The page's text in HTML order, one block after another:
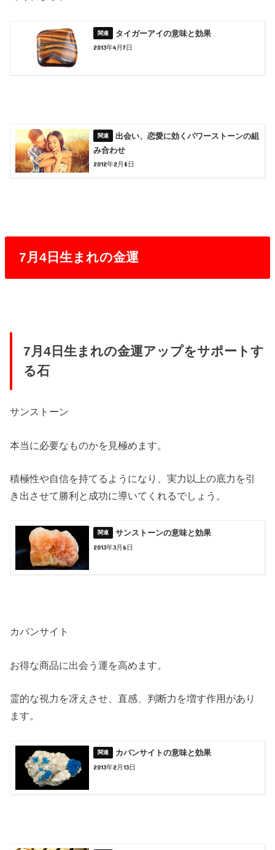
タイガーアイの意味と効果
2013年4月7日
出会い、恋愛に効くパワーストーンの組
み合わせ
2012年2月8日
7月4日生まれの金運
7月4日生まれの金運アップをサポートす
る石
サンストーン
本当に必要なものかを見極めます。
積極性や自信を持てるようになり、実力以上の底力を引
き出させて勝利と成功に導いてくれるでしょう。
サンストーンの意味と効果
2013年3月6日
カバンサイト
お得な商品に出会う運を高めます。
霊的な視力を冴えさせ、直感、判断力を増す作用があり
ます。
カバンサイトの意味と効果
2013年2月13日